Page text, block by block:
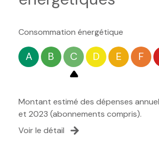
Consommation énergétique
A B C D E F
Montant estimé des dépenses
et 2023 (abonnements compris).
Voir le détail